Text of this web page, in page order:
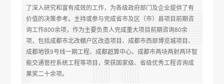
了深入研究和富有成效的工作，为各级政府部门及企业提供了有
价值的决策参考。主持或参与完成省市及区（市）县项目前期咨
询工作800余项，作为主要负责人完成重大项目前期咨询80余
项，包括成都市北改棚户区改造项目、成都市西部博览城项目、
成都地铁9号线一期工程、成都超算中心、成都市两块两射两环智
能交通管控系统工程等项目，荣获国家级、省级优秀工程咨询成
果奖二十余项。